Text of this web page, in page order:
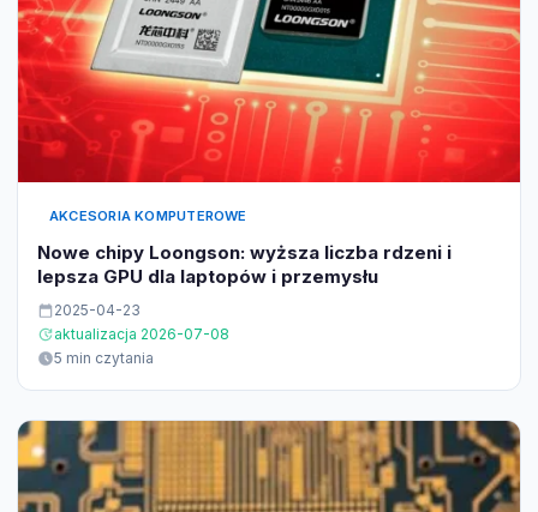
AKCESORIA KOMPUTEROWE
Nowe chipy Loongson: wyższa liczba rdzeni i
lepsza GPU dla laptopów i przemysłu
2025-04-23
aktualizacja 2026-07-08
5 min czytania